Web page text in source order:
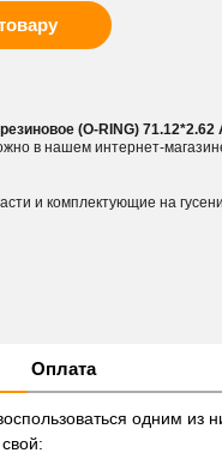
(O-RING) 71.12*2.62
в нашем интернет-
и комплектующие на
Оплата
одним из